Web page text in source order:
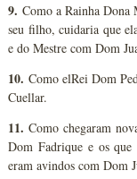
9. Como a Rainha Dona
seu filho, cuidaria que
e do Mestre com Dom
10. Como elRei Dom
Cuellar.
11. Como chegaram
Dom Fadrique e os
eram avindos com Dom